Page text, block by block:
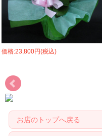
価格:23,800円(税込)
お店のトップへ戻る